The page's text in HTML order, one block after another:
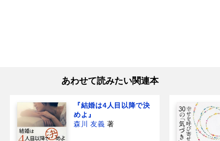
あわせて読みたい関連本
『結婚は4人目以降で決
めよ』
森川 友義 著